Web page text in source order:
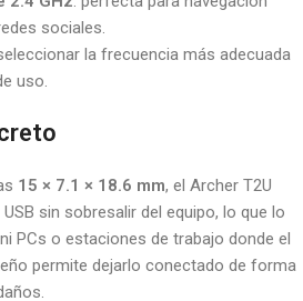
sociales.
la frecuencia más adecuada
uso.
15 × 7.1 × 18.6 mm, el Archer T2U
sin sobresalir del equipo, lo que lo
PCs o estaciones de trabajo donde el
permite dejarlo conectado de forma